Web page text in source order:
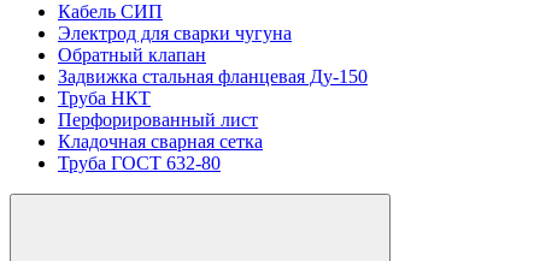
Кабель СИП
Электрод для сварки чугуна
Обратный клапан
Задвижка стальная фланцевая Ду-150
Труба НКТ
Перфорированный лист
Кладочная сварная сетка
Труба ГОСТ 632-80